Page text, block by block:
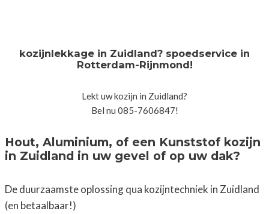
kozijnlekkage in Zuidland? spoedservice in
Rotterdam-Rijnmond!
Lekt uw kozijn in Zuidland?
Bel nu 085-7606847!
Hout, Aluminium, of een Kunststof kozijn
in Zuidland in uw gevel of op uw dak?
De duurzaamste oplossing qua kozijntechniek in Zuidland
(en betaalbaar!)